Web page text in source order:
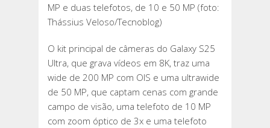
MP e duas telefotos, de 10 e 50 MP (foto:
Thássius Veloso/Tecnoblog)
O kit principal de câmeras do Galaxy S25
Ultra, que grava vídeos em 8K, traz uma
wide de 200 MP com OIS e uma ultrawide
de 50 MP, que captam cenas com grande
campo de visão, uma telefoto de 10 MP
com zoom óptico de 3x e uma telefoto